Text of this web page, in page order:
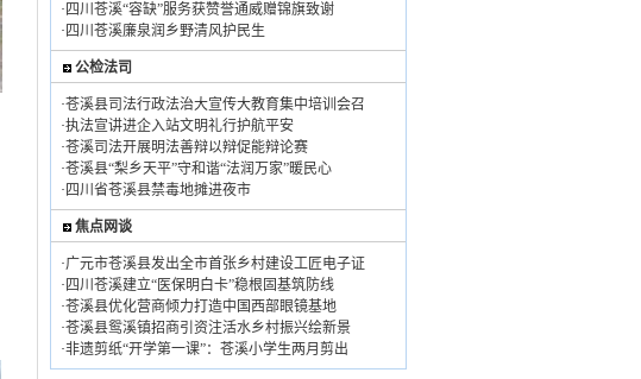
· 四川苍溪“容缺”服务获赞誉通威赠锦旗致谢
· 四川苍溪廉泉润乡野清风护民生
公检法司
·苍溪县司法行政法治大宣传大教育集中培训会召
·执法宣讲进企入站文明礼行护航平安
·苍溪司法开展明法善辩以辩促能辩论赛
·苍溪县“梨乡天平”守和谐“法润万家”暖民心
· 四川省苍溪县禁毒地摊进夜市
焦点网谈
·广元市苍溪县发出全市首张乡村建设工匠电子证
· 四川苍溪建立“医保明白卡”稳根固基筑防线
·苍溪县优化营商倾力打造中国西部眼镜基地
·苍溪县鸳溪镇招商引资注活水乡村振兴绘新景
·非遗剪纸“开学第一课”：苍溪小学生两月剪出